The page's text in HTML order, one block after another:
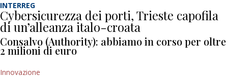
INTERREG
Cybersicurezza dei porti, Trieste capofila
di un’alleanza italo-croata
Consalvo (Authority): abbiamo in corso per oltre
2 milioni di euro
Innovazione